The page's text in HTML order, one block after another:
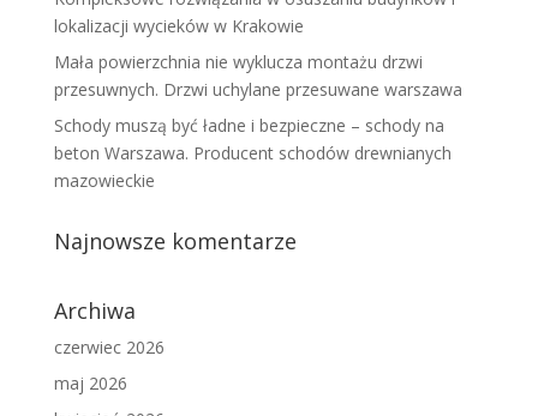
lokalizacji wycieków w Krakowie
Mała powierzchnia nie wyklucza montażu drzwi
przesuwnych. Drzwi uchylane przesuwane warszawa
Schody muszą być ładne i bezpieczne – schody na
beton Warszawa. Producent schodów drewnianych
mazowieckie
Najnowsze komentarze
Archiwa
czerwiec 2026
maj 2026